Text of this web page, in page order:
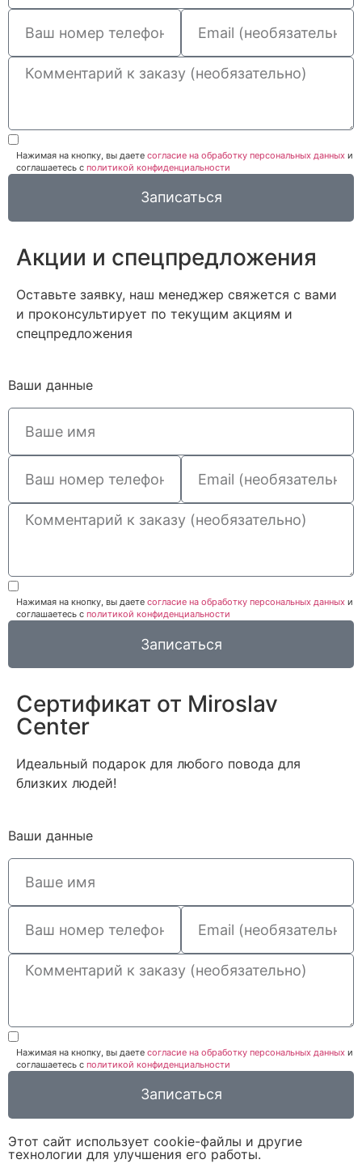
Нажимая на кнопку, вы даете согласие на обработку персональных данных и
соглашаетесь c политикой конфиденциальности
Записаться
Акции и спецпредложения
Оставьте заявку, наш менеджер свяжется с вами
и проконсультирует по текущим акциям и
спецпредложения
Ваши данные
Нажимая на кнопку, вы даете согласие на обработку персональных данных и
соглашаетесь c политикой конфиденциальности
Записаться
Сертификат от Miroslav
Сenter
Идеальный подарок для любого повода для
близких людей!
Ваши данные
Нажимая на кнопку, вы даете согласие на обработку персональных данных и
соглашаетесь c политикой конфиденциальности
Записаться
Этот сайт использует cookie-файлы и другие
технологии для улучшения его работы.